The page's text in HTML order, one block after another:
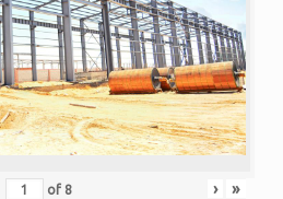
of 8 › »